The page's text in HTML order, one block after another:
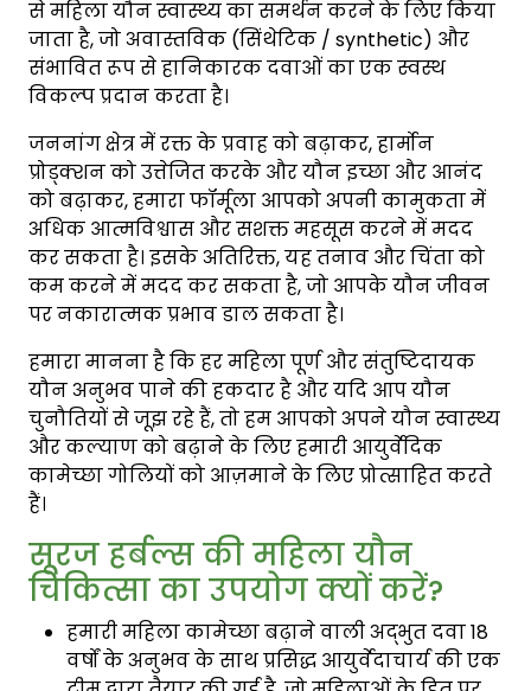
से महिला यौन स्वास्थ्य का समर्थन करने के लिए किया
जाता है, जो अवास्तविक (सिंथेटिक / synthetic) और
संभावित रूप से हानिकारक दवाओं का एक स्वस्थ
विकल्प प्रदान करता है।
जननांग क्षेत्र में रक्त के प्रवाह को बढ़ाकर, हार्मोन
प्रोड्क्शन को उत्तेजित करके और यौन इच्छा और आनंद
को बढ़ाकर, हमारा फॉर्मूला आपको अपनी कामुकता में
अधिक आत्मविश्वास और सशक्त महसूस करने में मदद
कर सकता है। इसके अतिरिक्त, यह तनाव और चिंता को
कम करने में मदद कर सकता है, जो आपके यौन जीवन
पर नकारात्मक प्रभाव डाल सकता है।
हमारा मानना है कि हर महिला पूर्ण और संतुष्टिदायक
यौन अनुभव पाने की हकदार है और यदि आप यौन
चुनौतियों से जूझ रहे हैं, तो हम आपको अपने यौन स्वास्थ्य
और कल्याण को बढ़ाने के लिए हमारी आयुर्वेदिक
कामेच्छा गोलियों को आज़माने के लिए प्रोत्साहित करते
हैं।
सूरज हर्बल्स की महिला यौन
चिकित्सा का उपयोग क्यों करें?
हमारी महिला कामेच्छा बढ़ाने वाली अद्भुत दवा 18
वर्षों के अनुभव के साथ प्रसिद्ध आयुर्वेदाचार्य की एक